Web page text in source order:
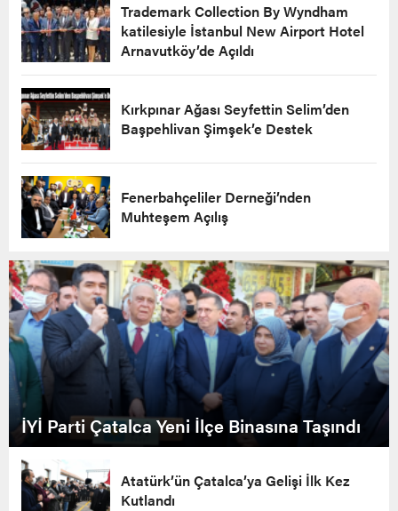
Trademark Collection By Wyndham
katilesiyle İstanbul New Airport Hotel
Arnavutköy’de Açıldı
Kırkpınar Ağası Seyfettin Selim’den
Başpehlivan Şimşek’e Destek
Fenerbahçeliler Derneği’nden
Muhteşem Açılış
İYİ Parti Çatalca Yeni İlçe Binasına Taşındı
Atatürk’ün Çatalca’ya Gelişi İlk Kez
Kutlandı